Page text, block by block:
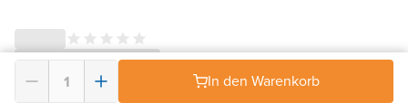
In den Warenkorb
© 2026 - X²O Badezimmer – USt-IdNr: BE0627.861.895-AGB Widerrufsrecht